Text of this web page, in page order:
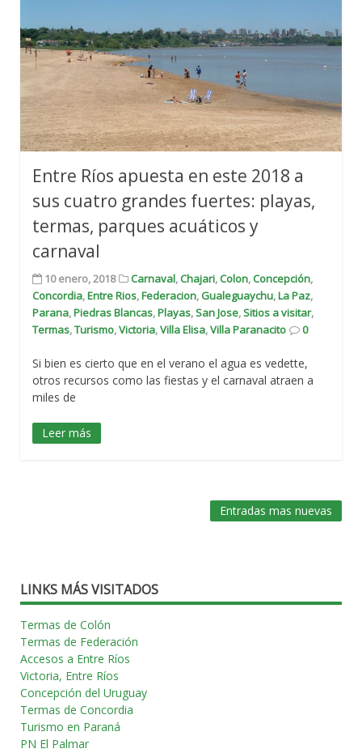
Entre Ríos apuesta en este 2018 a
sus cuatro grandes fuertes: playas,
termas, parques acuáticos y
carnaval
10 enero, 2018 Carnaval,Chajari,Colon,Concepción,
Concordia,Entre Rios,Federacion, Gualeguaychu,La Paz,
Parana,Piedras Blancas,Playas,San Jose,Sitios a visitar,
Termas,Turismo,Victoria,Villa Elisa,Villa Paranacito 0
Si bien es cierto que en el verano el agua es vedette,
otros recursos como las fiestas y el carnaval atraen a
miles de
Leer más
entradas
Entradas mas nuevas
LINKS MÁS VISITADOS
Termas de Colón
Termas de Federación
Accesos a Entre Ríos
Victoria, Entre Ríos
Concepción del Uruguay
Termas de Concordia
Turismo en Paraná
PN El Palmar